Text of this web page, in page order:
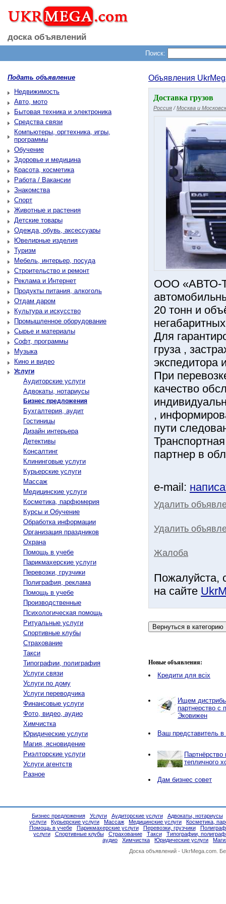
доска объявлений
Поиск:
Подать объявление
Недвижимость
Авто, мото
Бытовая техника и электроника
Средства связи
Компьютеры, оргтехника, игры,
программы
Обучение
Здоровье и медицина
Красота, косметика
Работа / Вакансии
Знакомства
Спорт
Животные и растения
Детские товары
Одежда, обувь, аксессуары
Ювелирные изделия
Туризм
Мебель, интерьер, посуда
Строительство и ремонт
Реклама и Интернет
Продукты питания, алкоголь
Отдам даром
Культура и искусство
Промышленное оборудование
Сырье и материалы
Софт, программы
Музыка
Кино и видео
Услуги
Аудиторские услуги
Адвокаты, нотариусы
Бизнес предложения
Бухгалтерия, аудит
Гостиницы
Дизайн интерьера
Детективы
Консалтинг
Клининговые услуги
Курьерские услуги
Массаж
Медицинские услуги
Косметика, парфюмерия
Курсы и Обучение
Обработка информации
Организация праздников
Охрана
Помощь в учебе
Парикмахерские услуги
Перевозки, грузчики
Полиграфия, реклама
Помощь в учебе
Производственные
Психологическая помощь
Ритуальные услуги
Спортивные клубы
Страхование
Такси
Типографии, полиграфия
Услуги связи
Услуги по дому
Услуги переводчика
Финансовые услуги
Фото, видео, аудио
Химчистка
Юридические услуги
Магия, ясновидение
Риэлторские услуги
Услуги агентств
Разное
Объявления
Доставка грузов
Россия /Москва и
ООО «АВТО-
20 тонн и
Для
груза ,
экспедитора
При
качество
,
пути
партнер в
e-mail:
Удалить
Удалить
Жалоба
Пожалуйста,
на сайте
Новые объявления:
Кредити для всіх
Ищем
партнерство с
Эковижен
Ваш представитель в
Партнёрство
тепличного
Дам бизнес совет
Бизнес предложения Услуги Аудиторские услуги
Адвокаты, нотариусы
услуги
Курьерские услуги Массаж Медицинские услуги
Косметика,
Помощь в учебе
Парикмахерские услуги Перевозки, грузчики
услуги
Спортивные клубы Страхование Такси
Типографии,
аудио
Химчистка Юридические услуги
Доска объявлений - UkrMega.com.